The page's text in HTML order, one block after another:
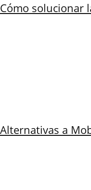
Cómo solucionar
Alternativas a